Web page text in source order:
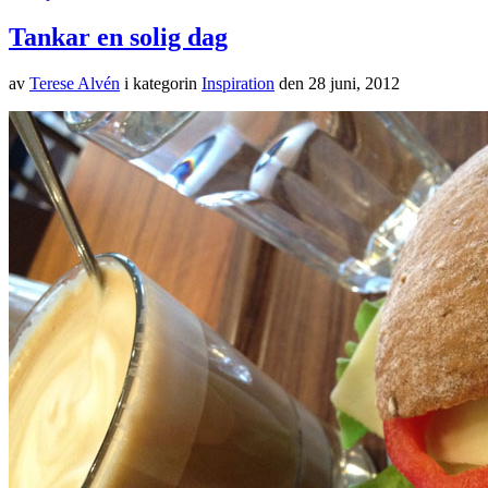
Tankar en solig dag
av Terese Alvén i kategorin Inspiration den 28 juni, 2012